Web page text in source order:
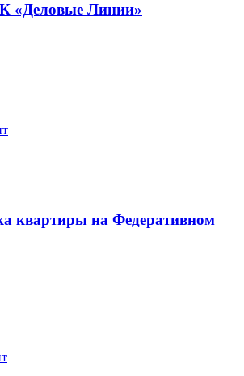
«Деловые Линии»
квартиры на Федеративном